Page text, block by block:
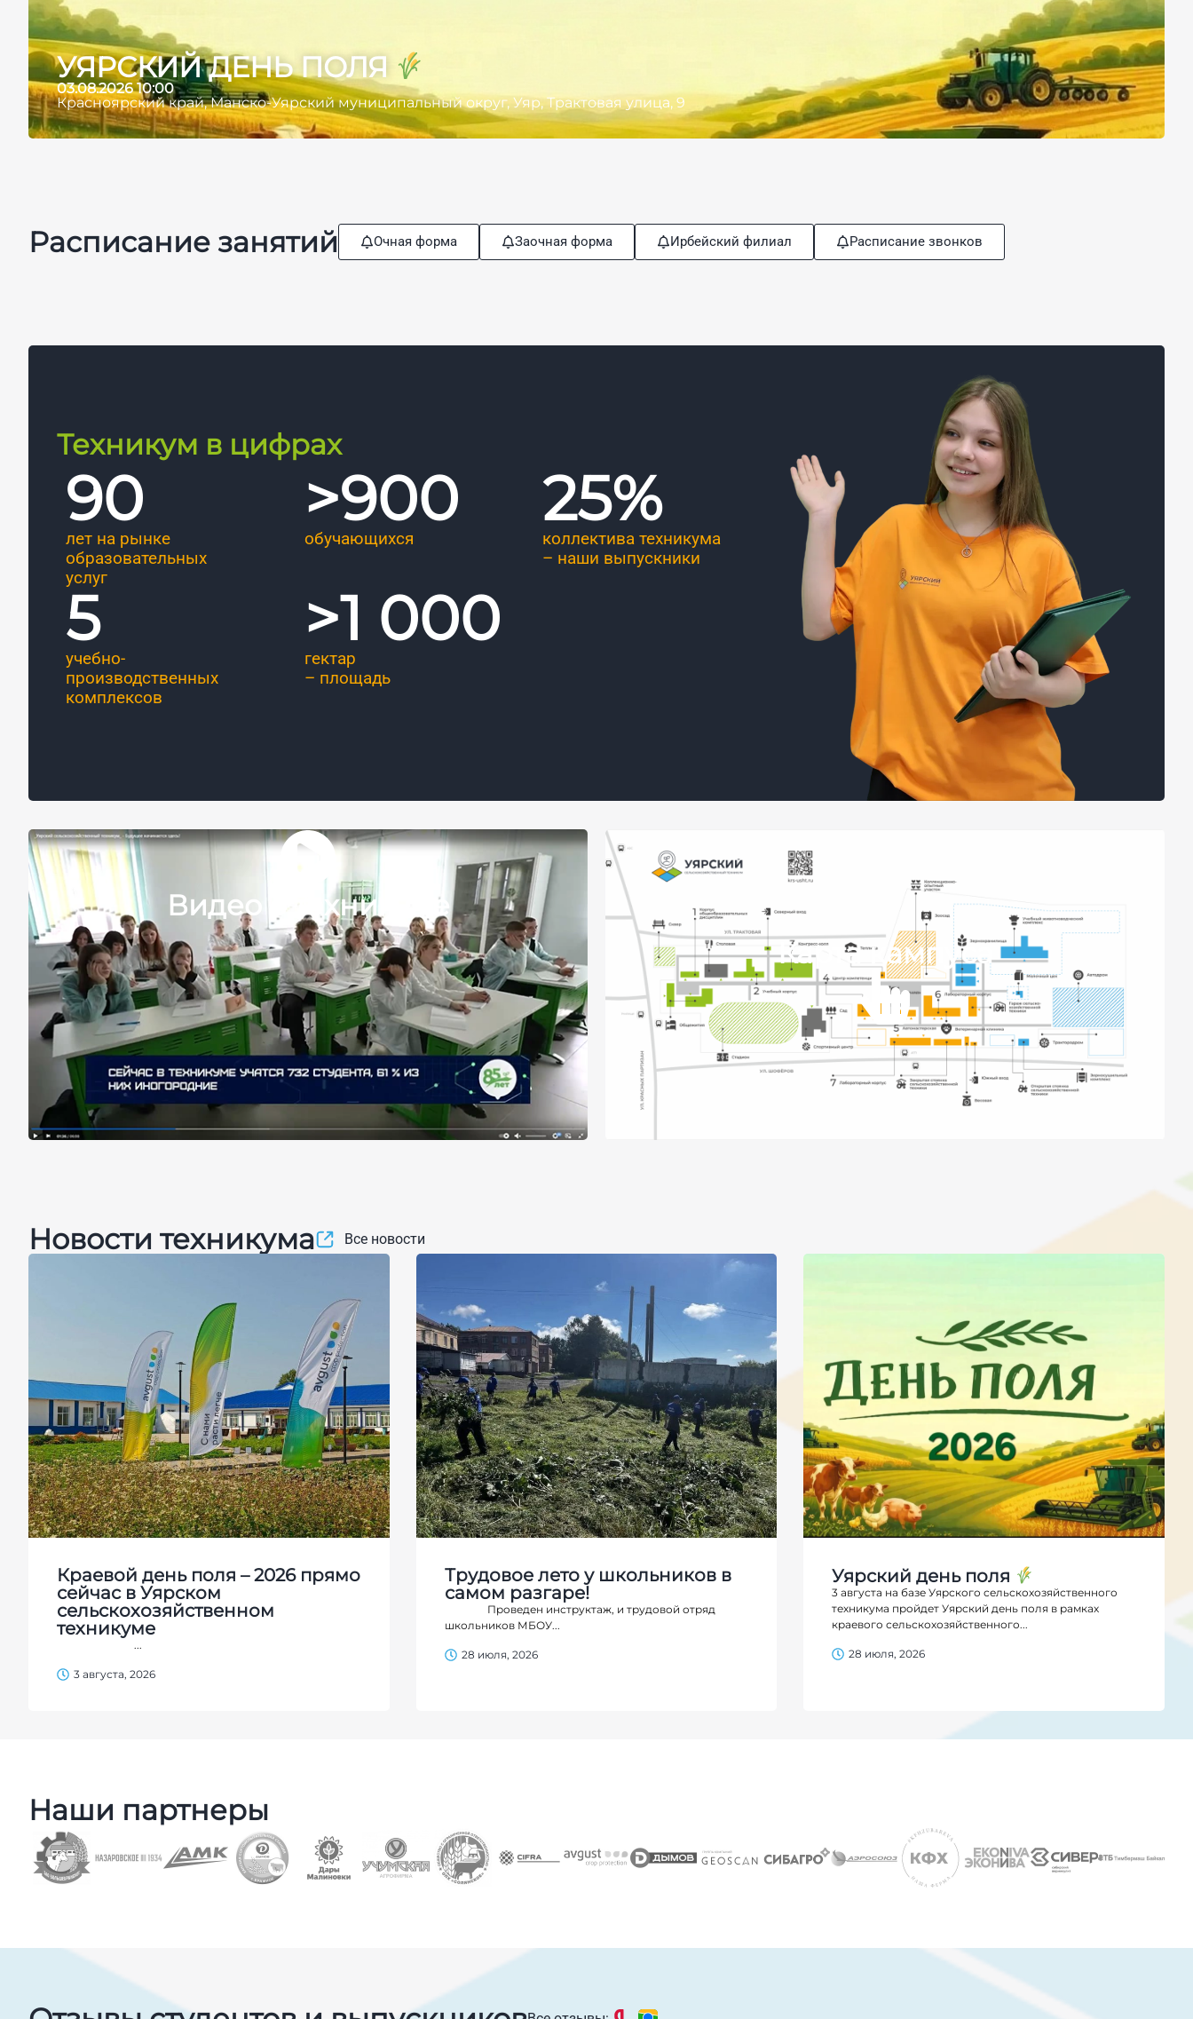
УЯРСКИЙ ДЕНЬ ПОЛЯ
03.08.2026 10:00
Красноярский край, Манско-Уярский муниципальный округ, Уяр, Трактовая улица, 9
Расписание занятий Очная форма Заочная форма Ирбейский филиал Расписание звонков
Техникум в цифрах
лет на рынке
образовательных
услуг
90
обучающихся
>900
коллектива техникума
– наши выпускники
25%
учебно-
производственных
комплексов
5
гектар
– площадь
>1 000
Видео о техникуме
Карта кампуса
Новости техникума Все новости
Краевой день поля – 2026 прямо
сейчас в Уярском
сельскохозяйственном
техникуме
...
3 августа, 2026
Трудовое лето у школьников в
самом разгаре!
Проведен инструктаж, и трудовой отряд
школьников МБОУ...
28 июля, 2026
Уярский день поля
3 августа на базе Уярского сельскохозяйственного
техникума пройдет Уярский день поля в рамках
краевого сельскохозяйственного...
28 июля, 2026
Наши партнеры